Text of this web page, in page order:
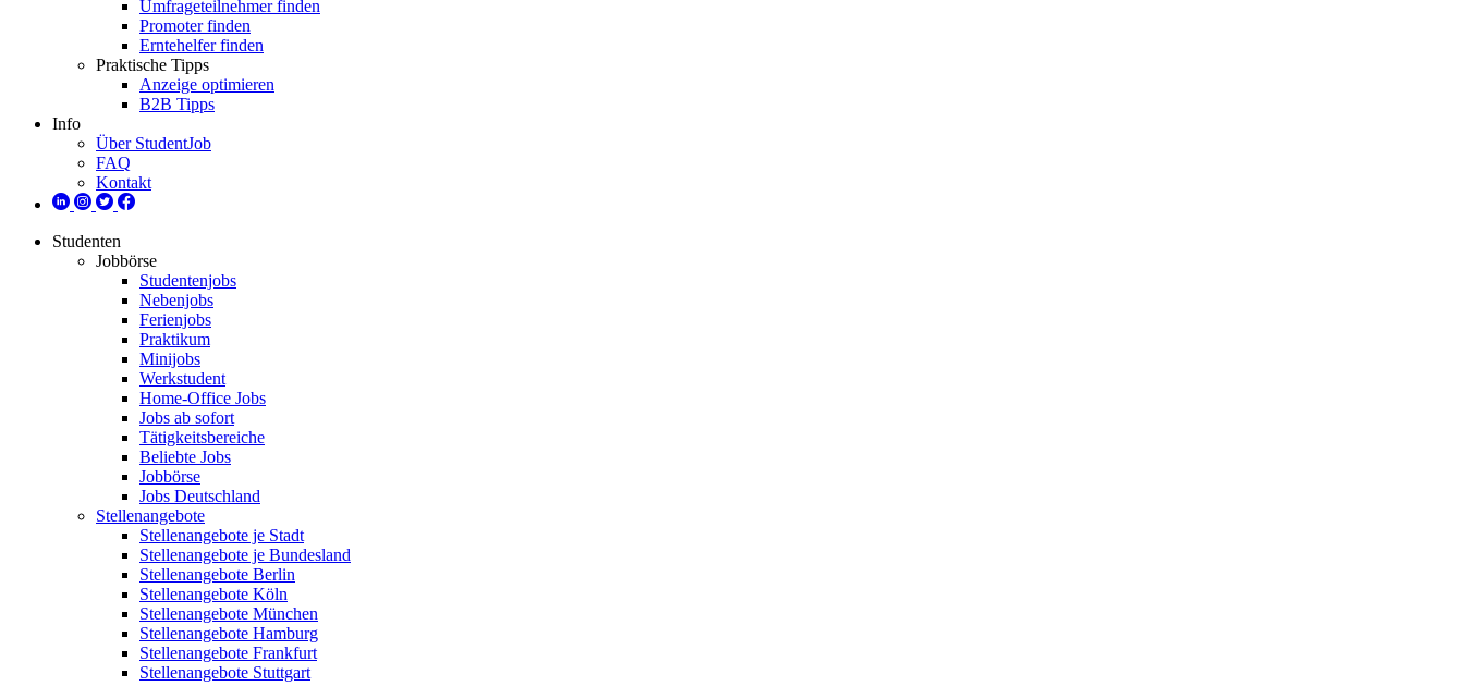
Umfrageteilnehmer finden
Promoter finden
Erntehelfer finden
Praktische Tipps
Anzeige optimieren
B2B Tipps
Info
Über StudentJob
FAQ
Kontakt
Studenten
Jobbörse
Studentenjobs
Nebenjobs
Ferienjobs
Praktikum
Minijobs
Werkstudent
Home-Office Jobs
Jobs ab sofort
Tätigkeitsbereiche
Beliebte Jobs
Jobbörse
Jobs Deutschland
Stellenangebote
Stellenangebote je Stadt
Stellenangebote je Bundesland
Stellenangebote Berlin
Stellenangebote Köln
Stellenangebote München
Stellenangebote Hamburg
Stellenangebote Frankfurt
Stellenangebote Stuttgart